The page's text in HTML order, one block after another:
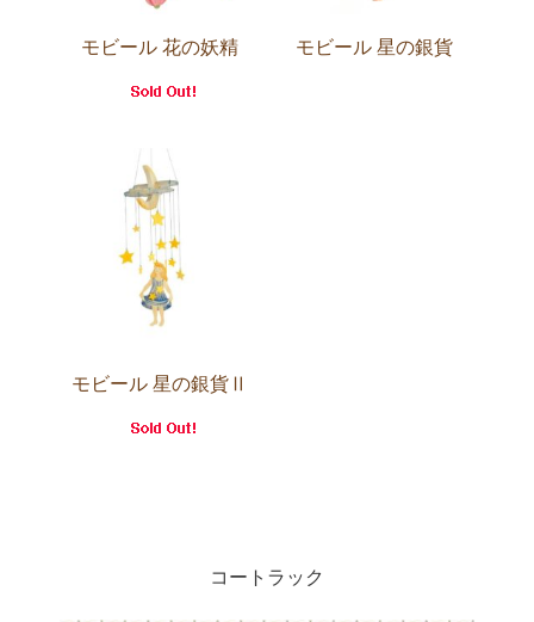
モビール 花の妖精 モビール 星の銀貨
モビール 星の銀貨Ⅱ
コートラック